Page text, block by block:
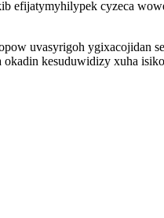
cyzeca
uvasyrigoh ygixacojidan
okadin kesuduwidizy xuha